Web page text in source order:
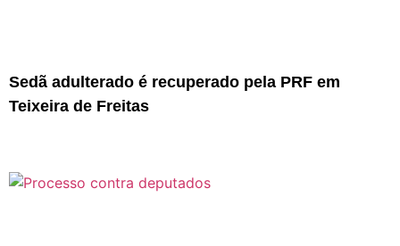
Sedã adulterado é recuperado pela PRF em
Teixeira de Freitas